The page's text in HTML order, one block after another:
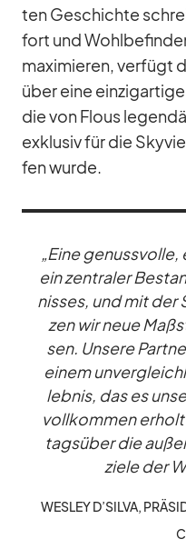
ten Ge­schichte
fort und
ma­xi­mie­ren, ver­fügt
über eine
die von Flous
ex­klu­siv für die
fen wurde.
„Eine
ein zen­tra­ler
nis­ses, und mit
zen wir neue
sen. Un­sere
ei­nem
leb­nis, das es
voll­kom­men
tags­über die
ziele der
WES­LEY D’SILVA,